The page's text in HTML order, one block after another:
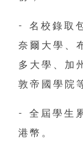
- 名校錄取
奈爾大學、
多大學、加
敦帝國學院
- 全屆學生
港幣。